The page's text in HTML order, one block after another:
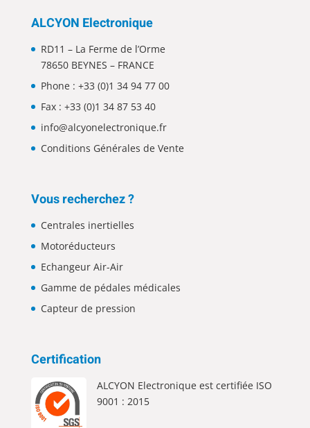
ALCYON Electronique
RD11 – La Ferme de l’Orme
78650 BEYNES – FRANCE
Phone : +33 (0)1 34 94 77 00
Fax : +33 (0)1 34 87 53 40
info@alcyonelectronique.fr
Conditions Générales de Vente
Vous recherchez ?
Centrales inertielles
Motoréducteurs
Echangeur Air-Air
Gamme de pédales médicales
Capteur de pression
Certification
ALCYON Electronique est certifiée ISO
9001 : 2015